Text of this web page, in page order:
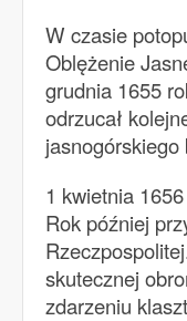
W czasie
Oblężenie
grudnia 1655
odrzucał
1 kwietnia
Rok później
skutecznej
zdarzeniu